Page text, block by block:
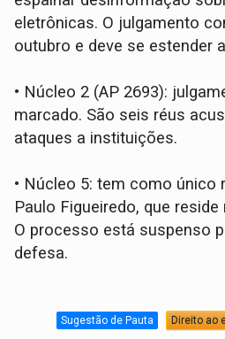
eletrônicas. O julgamento
outubro e deve se estender
• Núcleo 2 (AP 2693):
marcado. São seis réus
ataques a instituições.
• Núcleo 5: tem como único
Paulo Figueiredo, que
O processo está suspenso
defesa.
Sugestão de Pauta Direito ao